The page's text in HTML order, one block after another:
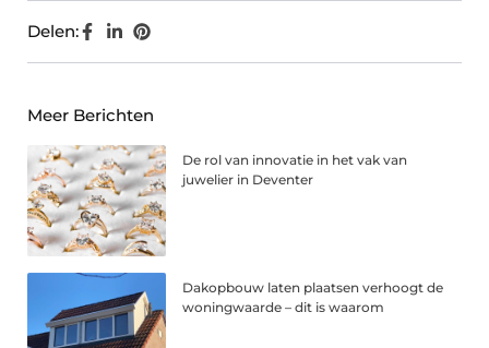
Delen:
Meer Berichten
De rol van innovatie in het vak van
juwelier in Deventer
Dakopbouw laten plaatsen verhoogt de
woningwaarde – dit is waarom